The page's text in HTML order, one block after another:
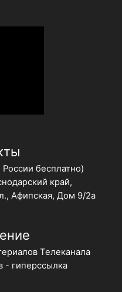
России бесплатно)
край,
Афипская, Дом 9/2а
Телеканала
- гиперссылка